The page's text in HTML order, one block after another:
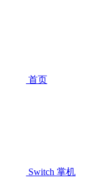
首页
Switch 掌机